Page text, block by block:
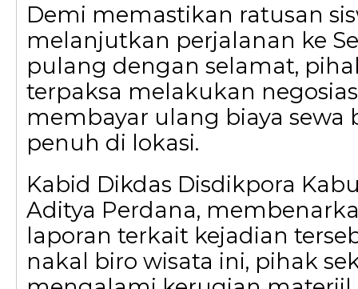
Demi memastikan ratusan
melanjutkan perjalanan ke
pulang dengan selamat,
terpaksa melakukan
membayar ulang biaya sewa
penuh di lokasi.
Kabid Dikdas Disdikpora
Aditya Perdana,
laporan terkait kejadian
nakal biro wisata ini, pihak